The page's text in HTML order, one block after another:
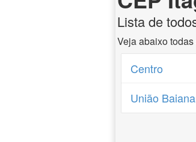
Lista de
Veja abaixo
Centro
União Baiana